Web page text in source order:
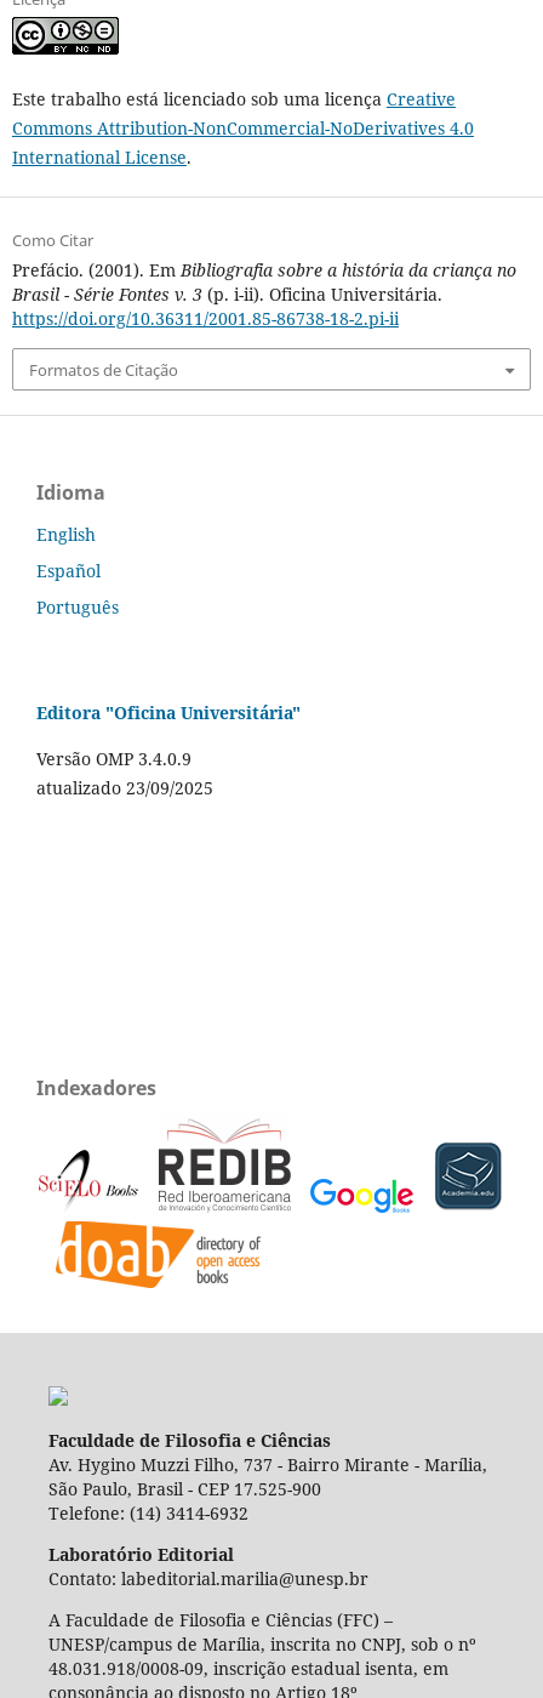
Este trabalho está licenciado sob uma licença Creative
Commons Attribution-NonCommercial-NoDerivatives 4.0
International License.
Como Citar
Prefácio. (2001). EmBibliografia sobre a história da criança no
Brasil - Série Fontes v. 3(p. i-ii). Oficina Universitária.
https://doi.org/10.36311/2001.85-86738-18-2.pi-ii
Formatos de Citação
Idioma
English
Español
Português
Editora "Oficina Universitária"
Versão OMP 3.4.0.9
atualizado 23/09/2025
Indexadores
Faculdade de Filosofia e Ciências
Av. Hygino Muzzi Filho, 737 - Bairro Mirante - Marília,
São Paulo, Brasil - CEP 17.525-900
Telefone: (14) 3414-6932
Laboratório Editorial
Contato: labeditorial.marilia@unesp.br
A Faculdade de Filosofia e Ciências (FFC) –
UNESP/campus de Marília, inscrita no CNPJ, sob o nº
48.031.918/0008-09, inscrição estadual isenta, em
consonância ao disposto no Artigo 18º